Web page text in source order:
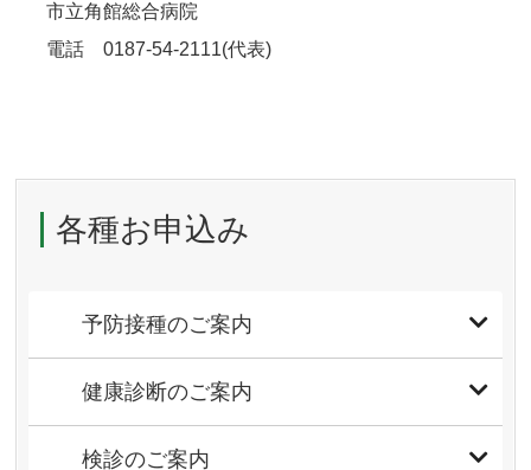
市立角館総合病院
電話 0187-54-2111(代表)
各種お申込み
予防接種のご案内
健康診断のご案内
検診のご案内